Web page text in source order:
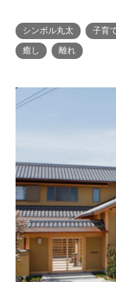
シンボル丸太 子育
癒し
離れ